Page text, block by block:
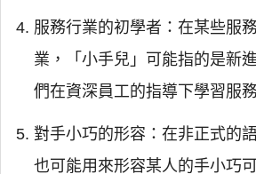
服務行業的初學者：在某些服
業，「小手兒」可能指的是新
們在資深員工的指導下學習服
對手小巧的形容：在非正式的
也可能用來形容某人的手小巧